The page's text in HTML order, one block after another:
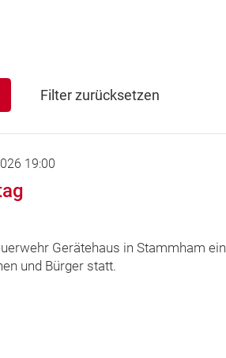
Filter zurücksetzen
19:00
Gerätehaus in Stammham ein
und Bürger statt.